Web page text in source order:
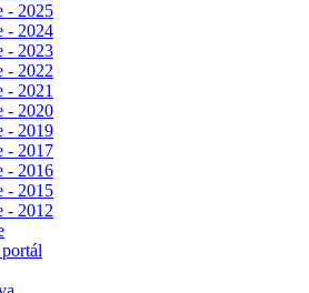
- 2025
- 2024
- 2023
- 2022
- 2021
- 2020
- 2019
- 2017
- 2016
- 2015
- 2012